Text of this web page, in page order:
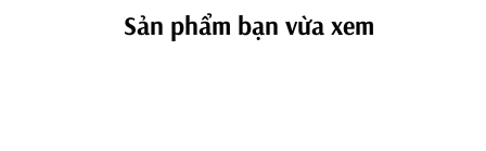
Sản phẩm bạn vừa xem